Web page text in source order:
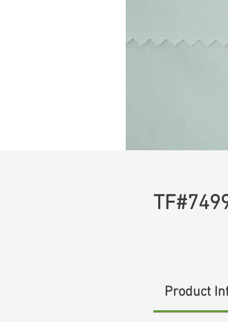
Product